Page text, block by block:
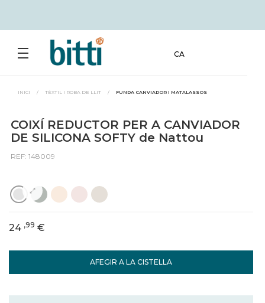
CA
INICI / TÈXTIL I ROBA DE LLIT / FUNDA CANVIADOR I MATALASSOS
COIXÍ REDUCTOR PER A CANVIADOR
DE SILICONA SOFTY de Nattou
REF: 148009
AFEGIR A LA CISTELLA
24 ,99 €